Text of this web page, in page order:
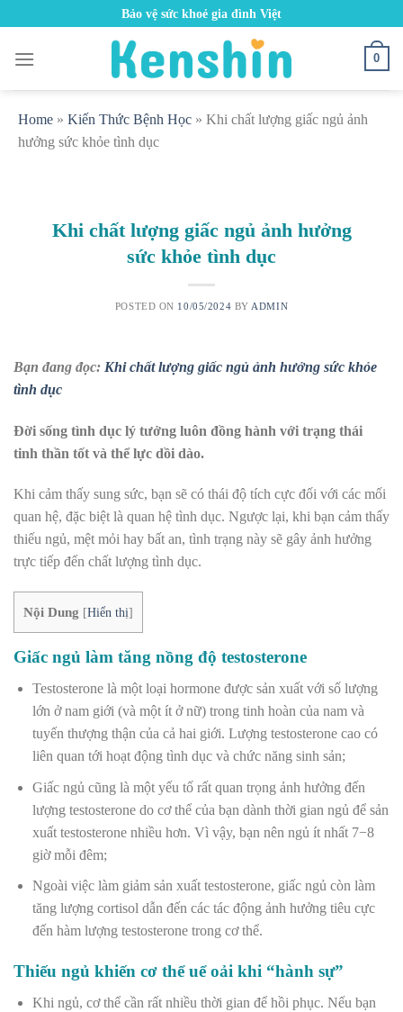
content
Bảo vệ sức khoẻ gia đình Việt
0
Home » Kiến Thức Bệnh Học » Khi chất lượng giấc ngủ ảnh
hưởng sức khỏe tình dục
Khi chất lượng giấc ngủ ảnh hưởng
sức khỏe tình dục
POSTED ON 10/05/2024 BY ADMIN
Bạn đang đọc: Khi chất lượng giấc ngủ ảnh hưởng sức khỏe
tình dục
Đời sống tình dục lý tưởng luôn đồng hành với trạng thái
tinh thần tốt và thể lực dồi dào.
Khi cảm thấy sung sức, bạn sẽ có thái độ tích cực đối với các mối
quan hệ, đặc biệt là quan hệ tình dục. Ngược lại, khi bạn cảm thấy
thiếu ngủ, mệt mỏi hay bất an, tình trạng này sẽ gây ảnh hưởng
trực tiếp đến chất lượng tình dục.
Nội Dung [Hiển thị]
Giấc ngủ làm tăng nồng độ testosterone
Testosterone là một loại hormone được sản xuất với số lượng
lớn ở nam giới (và một ít ở nữ) trong tinh hoàn của nam và
tuyến thượng thận của cả hai giới. Lượng testosterone cao có
liên quan tới hoạt động tình dục và chức năng sinh sản;
Giấc ngủ cũng là một yếu tố rất quan trọng ảnh hưởng đến
lượng testosterone do cơ thể của bạn dành thời gian ngủ để sản
xuất testosterone nhiều hơn. Vì vậy, bạn nên ngủ ít nhất 7−8
giờ mỗi đêm;
Ngoài việc làm giảm sản xuất testosterone, giấc ngủ còn làm
tăng lượng cortisol dẫn đến các tác động ảnh hưởng tiêu cực
đến hàm lượng testosterone trong cơ thể.
Thiếu ngủ khiến cơ thể uể oải khi “hành sự”
Khi ngủ, cơ thể cần rất nhiều thời gian để hồi phục. Nếu bạn